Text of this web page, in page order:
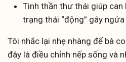
Tinh thần thư thái giúp
trạng thái “động” gây ngứa
Tôi nhắc lại nhẹ nhàng để bà
đây là điều chỉnh nếp sống và